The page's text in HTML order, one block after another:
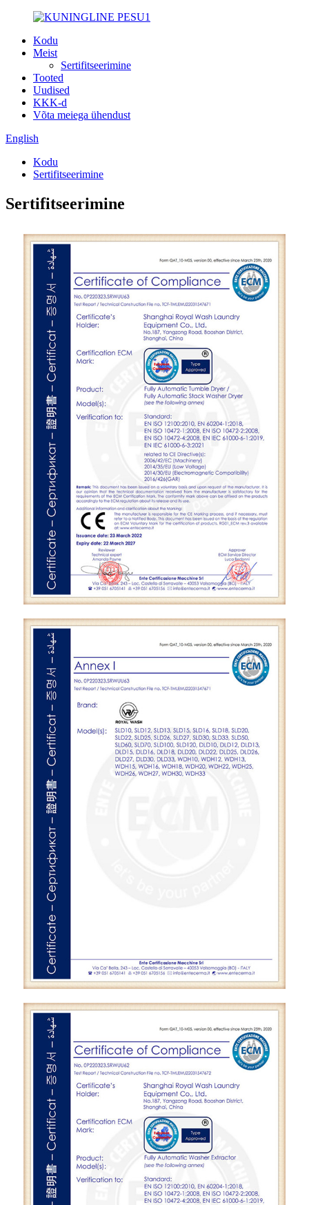
Kodu
Meist
Sertifitseerimine
Tooted
Uudised
KKK-d
Võta meiega ühendust
English
Kodu
Sertifitseerimine
Sertifitseerimine